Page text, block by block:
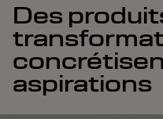
Des
aspirations